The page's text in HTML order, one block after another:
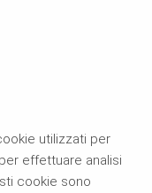
utilizzati per
effettuare analisi
cookie sono